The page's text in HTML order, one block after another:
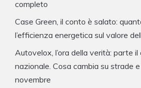
completo
Case Green, il conto è salato:
l’efficienza energetica sul valore
Autovelox, l’ora della verità: parte
nazionale. Cosa cambia su strade
novembre